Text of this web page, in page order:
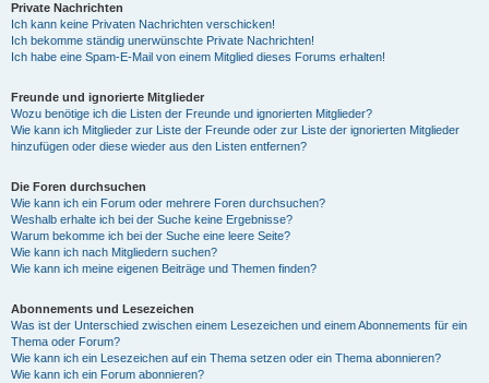
Private Nachrichten
Ich kann keine Privaten Nachrichten verschicken!
Ich bekomme ständig unerwünschte Private Nachrichten!
Ich habe eine Spam-E-Mail von einem Mitglied dieses Forums erhalten!
Freunde und ignorierte Mitglieder
Wozu benötige ich die Listen der Freunde und ignorierten Mitglieder?
Wie kann ich Mitglieder zur Liste der Freunde oder zur Liste der ignorierten Mitglieder
hinzufügen oder diese wieder aus den Listen entfernen?
Die Foren durchsuchen
Wie kann ich ein Forum oder mehrere Foren durchsuchen?
Weshalb erhalte ich bei der Suche keine Ergebnisse?
Warum bekomme ich bei der Suche eine leere Seite?
Wie kann ich nach Mitgliedern suchen?
Wie kann ich meine eigenen Beiträge und Themen finden?
Abonnements und Lesezeichen
Was ist der Unterschied zwischen einem Lesezeichen und einem Abonnements für ein
Thema oder Forum?
Wie kann ich ein Lesezeichen auf ein Thema setzen oder ein Thema abonnieren?
Wie kann ich ein Forum abonnieren?